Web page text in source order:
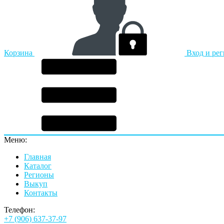
Корзина Вход и
Меню:
Главная
Каталог
Регионы
Выкуп
Контакты
Телефон:
+7 (906) 637-37-97